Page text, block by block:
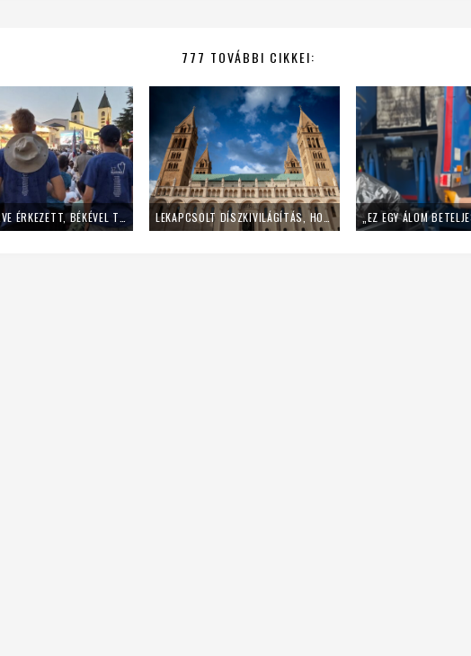
777 TOVÁBBI CIKKEI:
LEKAPCSOLT DÍSZKIVILÁGÍTÁS, HOME OFFICE – ÍGY SPÓROL AZ ENERGIÁVAL A PÉCSI EGYHÁZMEGYE